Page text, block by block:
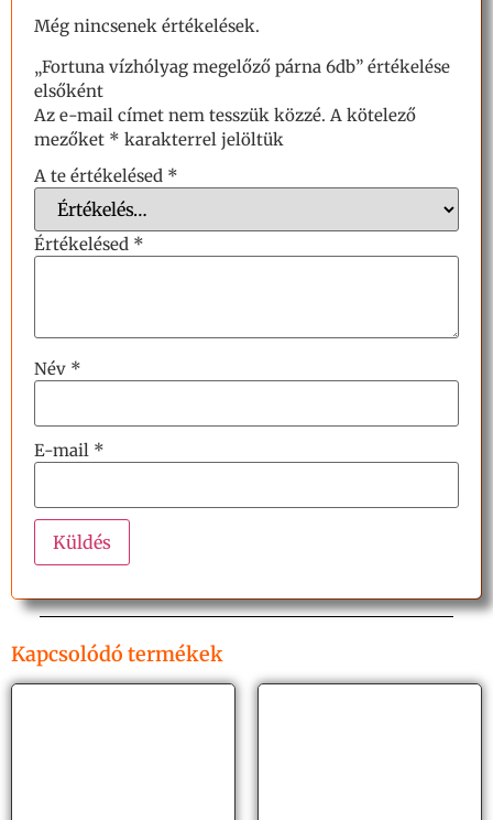
Még nincsenek értékelések.
„Fortuna vízhólyag megelőző párna 6db” értékelése
elsőként
Az e-mail címet nem tesszük közzé. A kötelező
mezőket * karakterrel jelöltük
A te értékelésed *
Értékelésed *
Név *
E-mail *
Kapcsolódó termékek